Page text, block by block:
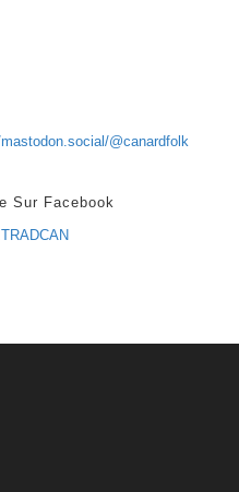
@canardfolk
Sur Facebook